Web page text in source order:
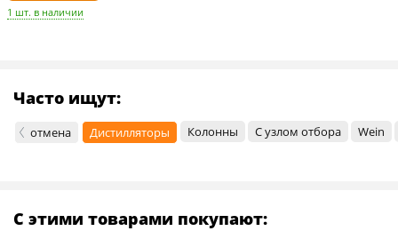
1 шт. в наличии
Часто ищут:
отмена Дистилляторы Колонны С узлом отбора Wein
С этими товарами покупают: